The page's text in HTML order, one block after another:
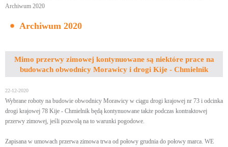
Archiwum 2020
Archiwum 2020
Mimo przerwy zimowej kontynuowane są niektóre prace na
budowach obwodnicy Morawicy i drogi Kije - Chmielnik
22-12-2020
Wybrane roboty na budowie obwodnicy Morawicy w ciągu drogi krajowej nr 73 i odcinka
drogi krajowej 78 Kije - Chmielnik będą kontynuowane także podczas kontraktowej
przerwy zimowej, jeśli pozwolą na to warunki pogodowe.
Zapisana w umowach przerwa zimowa trwa od połowy grudnia do połowy marca. WE